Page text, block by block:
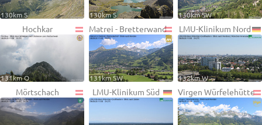
130km S 130km S 130km SW
Hochkar
131km O
Matrei - Bretterwand
131km SW
LMU-Klinikum Nord
132km W
Mörtschach LMU-Klinikum Süd Virgen Würfelehütte